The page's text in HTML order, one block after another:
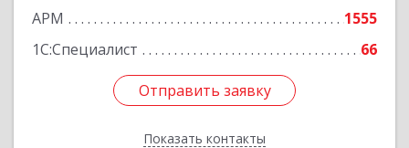
АРМ
1555
1С:Специалист
66
Отправить заявку
Показать контакты
Отправить заявку
Назад